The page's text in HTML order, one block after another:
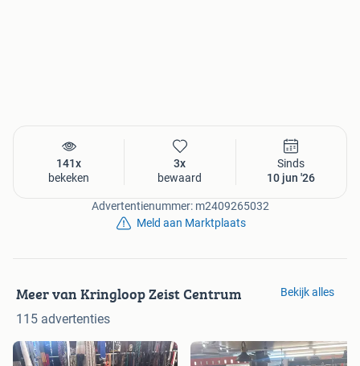
141x
bekeken
3x
bewaard
Sinds
10 jun '26
Advertentienummer: m2409265032
Meld aan Marktplaats
Meer van Kringloop Zeist Centrum
115 advertenties
Bekijk alles